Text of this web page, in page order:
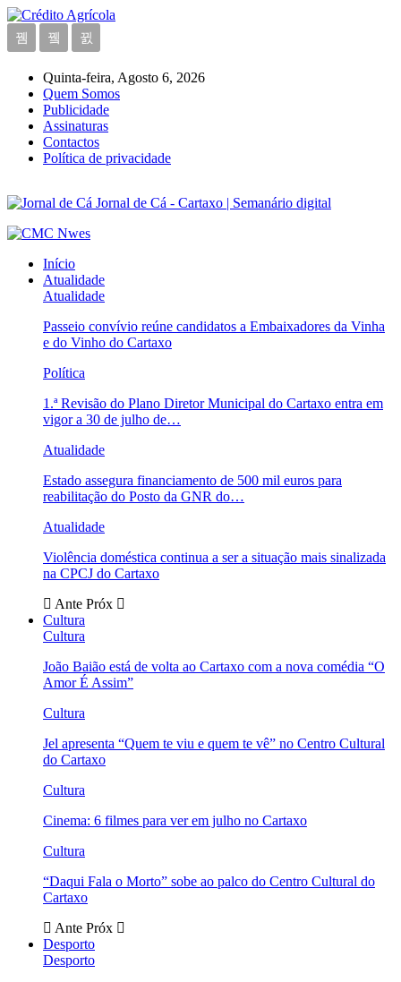
Quinta-feira, Agosto 6, 2026
Quem Somos
Publicidade
Assinaturas
Contactos
Política de privacidade
Jornal de Cá - Cartaxo | Semanário digital
Início
Atualidade
Atualidade
Passeio convívio reúne candidatos a Embaixadores da Vinha
e do Vinho do Cartaxo
Política
1.ª Revisão do Plano Diretor Municipal do Cartaxo entra em
vigor a 30 de julho de…
Atualidade
Estado assegura financiamento de 500 mil euros para
reabilitação do Posto da GNR do…
Atualidade
Violência doméstica continua a ser a situação mais sinalizada
na CPCJ do Cartaxo
Ante Próx
Cultura
Cultura
João Baião está de volta ao Cartaxo com a nova comédia “O
Amor É Assim”
Cultura
Jel apresenta “Quem te viu e quem te vê” no Centro Cultural
do Cartaxo
Cultura
Cinema: 6 filmes para ver em julho no Cartaxo
Cultura
“Daqui Fala o Morto” sobe ao palco do Centro Cultural do
Cartaxo
Ante Próx
Desporto
Desporto